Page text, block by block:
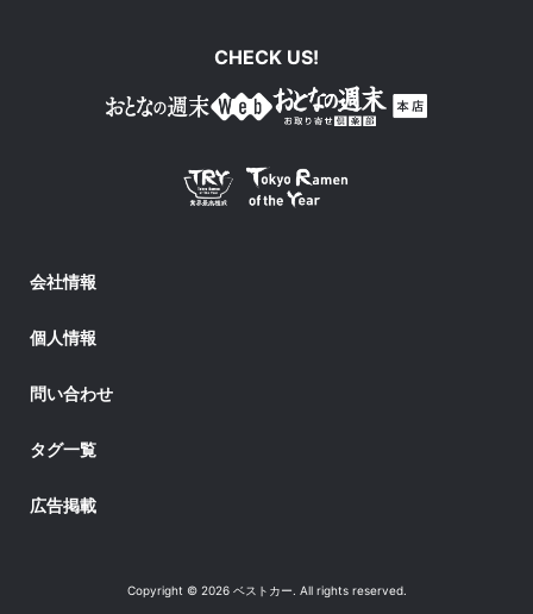
CHECK US!
会社情報
個人情報
問い合わせ
タグ一覧
広告掲載
Copyright © 2026 ベストカー. All rights reserved.